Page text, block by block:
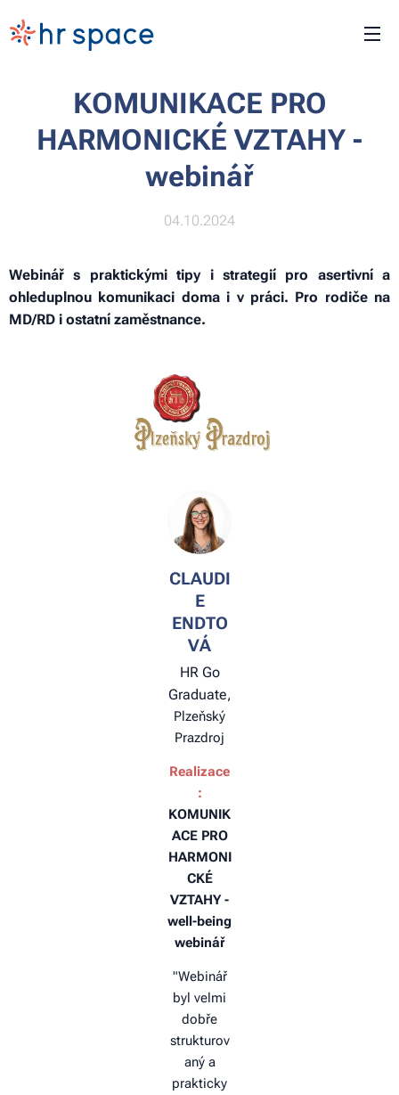
KOMUNIKACE PRO
HARMONICKÉ VZTAHY -
webinář
04.10.2024
Webinář s praktickými tipy i strategií pro asertivní a
ohleduplnou komunikaci doma i v práci. Pro rodiče na
MD/RD i ostatní zaměstnance.
CLAUDI
E
ENDTO
VÁ
HR Go
Graduate,
Plzeňský
Prazdroj
Realizace
:
KOMUNIK
ACE PRO
HARMONI
CKÉ
VZTAHY -
well-being
webinář
"Webinář
byl velmi
dobře
strukturov
aný a
prakticky